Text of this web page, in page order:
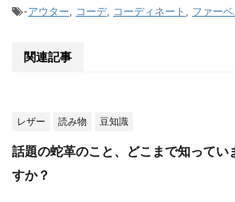
-アウター, コーデ, コーディネート , ファーベ
関連記事
レザー 読み物 豆知識
話題の蛇革のこと、どこまで知ってい
すか？